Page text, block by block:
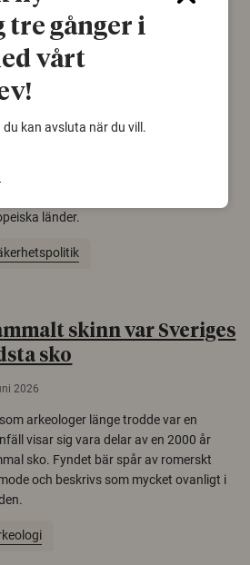
tror vissa på rysk
desinformation. Det visar en studie
länder.
skinn var Sveriges
sko
2026
arkeologer länge trodde var en
visar sig vara delar av en 2000 år
sko. Fyndet bär spår av romerskt
och beskrivs som mycket ovanligt i
gånger i
vårt
du kan avsluta när du vill.